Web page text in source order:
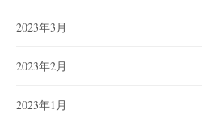
2023年3月
2023年2月
2023年1月